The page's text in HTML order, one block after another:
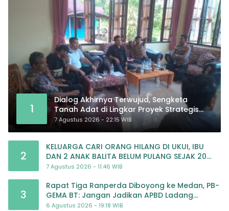
1
Dialog Akhirnya Terwujud, Sengketa
Tanah Adat di Lingkar Proyek Strategis
Nasional Memasuki Babak Baru
7 Agustus 2026 - 22:15 WIB
2
KELUARGA CARI ORANG HILANG DI UKUI, IBU
DAN 2 ANAK BALITA BELUM PULANG SEJAK 20
JULI 2026
7 Agustus 2026 - 11:46 WIB
3
Rapat Tiga Ranperda Diboyong ke Medan, PB-
GEMA BT: Jangan Jadikan APBD Ladang
Pembiayaan yang Tak Perlu
6 Agustus 2026 - 19:18 WIB